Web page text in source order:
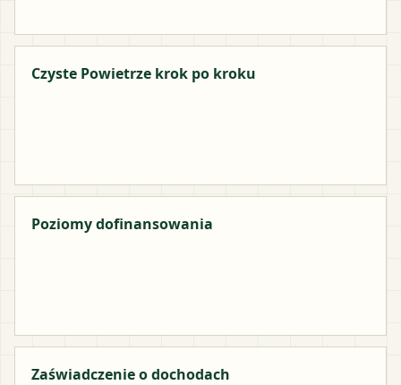
Czyste Powietrze krok po kroku
Poziomy dofinansowania
Zaświadczenie o dochodach